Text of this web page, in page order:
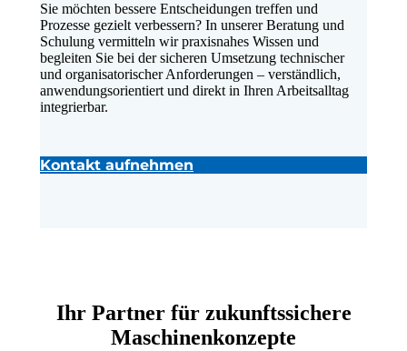
Sie möchten bessere Entscheidungen treffen und
Prozesse gezielt verbessern? In unserer Beratung und
Schulung vermitteln wir praxisnahes Wissen und
begleiten Sie bei der sicheren Umsetzung technischer
und organisatorischer Anforderungen – verständlich,
anwendungsorientiert und direkt in Ihren Arbeitsalltag
integrierbar.
Kontakt aufnehmen
Ihr Partner für zukunftssichere
Maschinenkonzepte